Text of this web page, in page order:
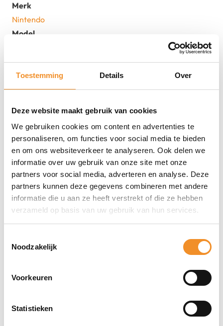
Toestemming Details Over
Deze website maakt gebruik van cookies
We gebruiken cookies om content en advertenties te
personaliseren, om functies voor social media te bieden
en om ons websiteverkeer te analyseren. Ook delen we
informatie over uw gebruik van onze site met onze
partners voor social media, adverteren en analyse. Deze
partners kunnen deze gegevens combineren met andere
informatie die u aan ze heeft verstrekt of die ze hebben
verzameld op basis van uw gebruik van hun services.
Noodzakelijk
Voorkeuren
Statistieken
Merk
Nintendo
Model
EAN
0045496452711
MPN
Turquoise
Direct erbij bestellen